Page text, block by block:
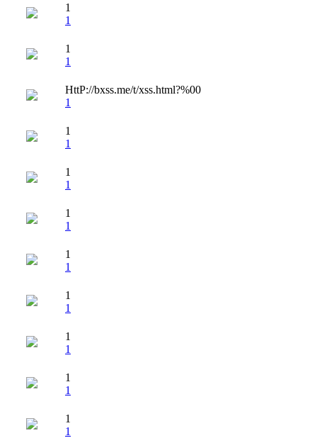
1
1
1
1
HttP://bxss.me/t/xss.html?%00
1
1
1
1
1
1
1
1
1
1
1
1
1
1
1
1
1